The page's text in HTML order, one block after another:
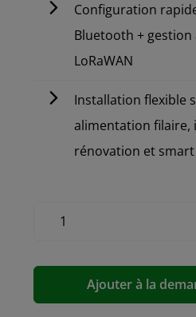
Configuration
Bluetooth + gestion
LoRaWAN
Installation flexible
alimentation filaire,
rénovation et
Ajouter à la